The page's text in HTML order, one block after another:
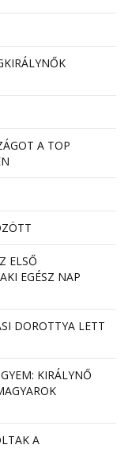
A TOP
ELSŐ
EGÉSZ NAP
DOROTTYA LETT
KIRÁLYNŐ
A